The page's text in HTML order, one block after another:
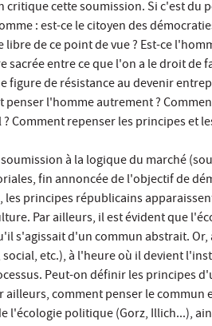
cette soumission. Si c'est du
: est-ce le citoyen des
de ce point de vue ? Est-ce
entre ce que l'on a le droit de
figure de résistance au devenir
l'homme autrement ?
repenser les principes et
à la logique du marché
fin annoncée de l'objectif de
principes républicains
Par ailleurs, il est évident que
s'agissait d'un commun abstrait.
etc.), à l'heure où il devient
Peut-on définir les principes
comment penser le commun
l'écologie politique (Gorz, Illich...),